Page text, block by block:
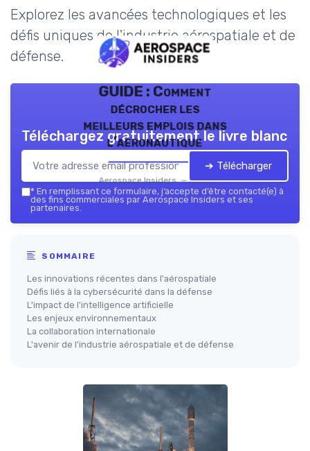
Explorez les avancées technologiques et les
défis uniques de l'industrie aérospatiale et de
défense.
GUIDE : Comment
décrocher les
meilleurs emplois dans
l’aéronautique
Aerospace Insiders — 2026
Téléchargez gratuitement le livre blanc
➔ Télécharger
* En remplissant ce formulaire, j’accepte d’être contacté(e) à
des fins commerciales par Aerospace Insiders et ses
partenaires.
SOMMAIRE
Les innovations récentes dans l'aérospatiale
Défis liés à la cybersécurité dans la défense
L'impact de l'intelligence artificielle
Les enjeux environnementaux
La collaboration internationale
L'avenir de l'industrie aérospatiale et de défense